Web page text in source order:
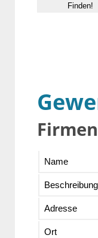
Name
Beschreibung
Adresse
Ort